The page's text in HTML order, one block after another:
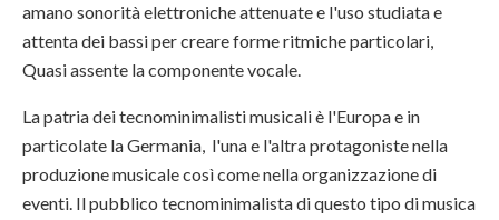
amano sonorità elettroniche attenuate e l'uso studiata e
attenta dei bassi per creare forme ritmiche particolari,
Quasi assente la componente vocale.
La patria dei tecnominimalisti musicali è l'Europa e in
particolate la Germania, l'una e l'altra protagoniste nella
produzione musicale così come nella organizzazione di
eventi. Il pubblico tecnominimalista di questo tipo di musica